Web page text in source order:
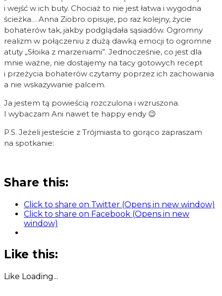
i wejść w ich buty. Chociaż to nie jest łatwa i wygodna
ścieżka… Anna Ziobro opisuje, po raz kolejny, życie
bohaterów tak, jakby podglądała sąsiadów. Ogromny
realizm w połączeniu z dużą dawką emocji to ogromne
atuty „Słoika z marzeniami”. Jednocześnie, co jest dla
mnie ważne, nie dostajemy na tacy gotowych recept
i przeżycia bohaterów czytamy poprzez ich zachowania
a nie wskazywanie palcem.
Ja jestem tą powieścią rozczulona i wzruszona.
I wybaczam Ani nawet te happy endy 😉
P.S. Jeżeli jesteście z Trójmiasta to gorąco zapraszam
na spotkanie:
Share this:
Click to share on Twitter (Opens in new window)
Click to share on Facebook (Opens in new
window)
Like this:
Like Loading...